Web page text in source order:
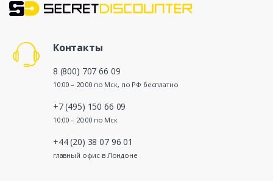
Контакты
8 (800) 707 66 09
10:00 – 20:00 по Мск, по РФ бесплатно
+7 (495) 150 66 09
10:00 – 20:00 по Мск
+44 (20) 38 07 96 01
главный офис в Лондоне